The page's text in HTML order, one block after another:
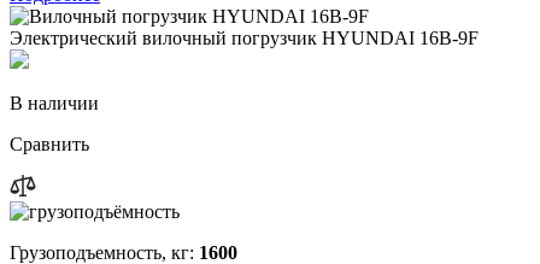
Электрический вилочный погрузчик HYUNDAI 16B-9F
В наличии
Сравнить
Грузоподъемность, кг: 1600